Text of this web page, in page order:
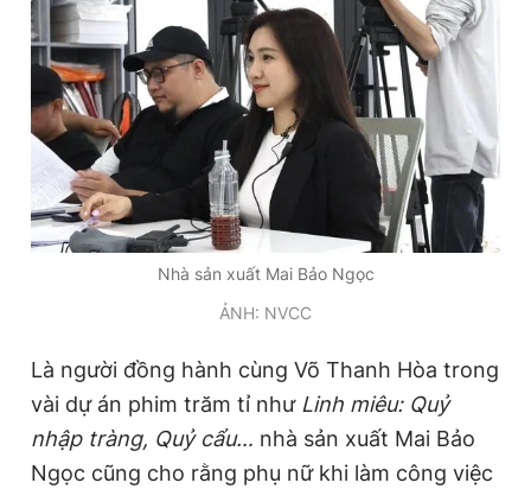
Nhà sản xuất Mai Bảo Ngọc
ẢNH: NVCC
Là người đồng hành cùng Võ Thanh Hòa trong
vài dự án phim trăm tỉ như Linh miêu: Quỷ
nhập tràng, Quỷ cẩu… nhà sản xuất Mai Bảo
Ngọc cũng cho rằng phụ nữ khi làm công việc